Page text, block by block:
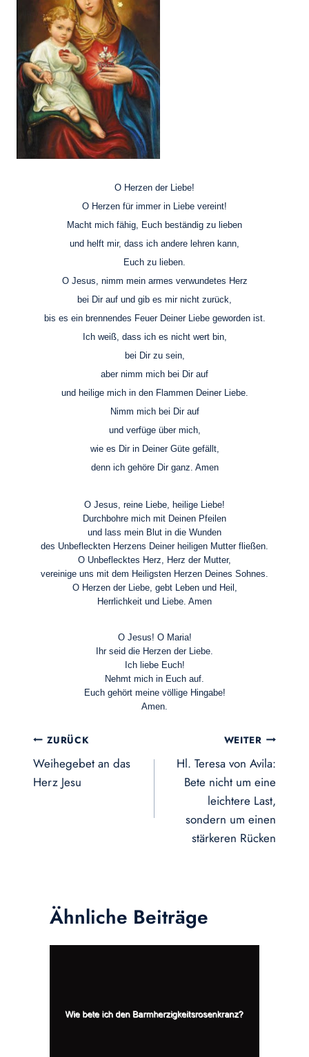
O Herzen der Liebe!
O Herzen für immer in Liebe vereint!
Macht mich fähig, Euch beständig zu lieben
und helft mir, dass ich andere lehren kann,
Euch zu lieben.
O Jesus, nimm mein armes verwundetes Herz
bei Dir auf und gib es mir nicht zurück,
bis es ein brennendes Feuer Deiner Liebe geworden ist.
Ich weiß, dass ich es nicht wert bin,
bei Dir zu sein,
aber nimm mich bei Dir auf
und heilige mich in den Flammen Deiner Liebe.
Nimm mich bei Dir auf
und verfüge über mich,
wie es Dir in Deiner Güte gefällt,
denn ich gehöre Dir ganz. Amen
O Jesus, reine Liebe, heilige Liebe!
Durchbohre mich mit Deinen Pfeilen
und lass mein Blut in die Wunden
des Unbefleckten Herzens Deiner heiligen Mutter fließen.
O Unbeflecktes Herz, Herz der Mutter,
vereinige uns mit dem Heiligsten Herzen Deines Sohnes.
O Herzen der Liebe, gebt Leben und Heil,
Herrlichkeit und Liebe. Amen
O Jesus! O Maria!
Ihr seid die Herzen der Liebe.
Ich liebe Euch!
Nehmt mich in Euch auf.
Euch gehört meine völlige Hingabe!
Amen.
Beitragsnavigation
ZURÜCK
Weihegebet an das
Herz Jesu
WEITER
Hl. Teresa von Avila:
Bete nicht um eine
leichtere Last,
sondern um einen
stärkeren Rücken
Ähnliche Beiträge